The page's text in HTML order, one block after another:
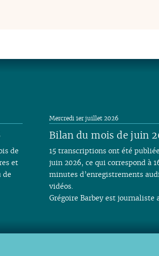
de
et
de
Bilan du mois de juin
Mercredi 1er juillet 2026
15 transcriptions ont été
juin 2026, ce qui correspond à
minutes d’enregistrements
vidéos.
Grégoire Barbey est journaliste